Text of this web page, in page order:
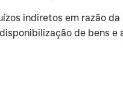
indiretos em razão
de bens e